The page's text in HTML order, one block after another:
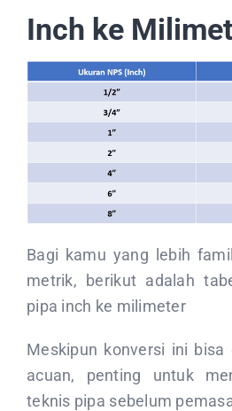
Inch ke
Bagi kamu yang lebih
metrik, berikut adalah
pipa inch ke milimeter
Meskipun konversi ini bisa
acuan, penting untuk
teknis pipa sebelum